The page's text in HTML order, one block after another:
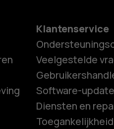
Klantenservice
Veelgestelde
Software-
Diensten en
Toegankelijkheid